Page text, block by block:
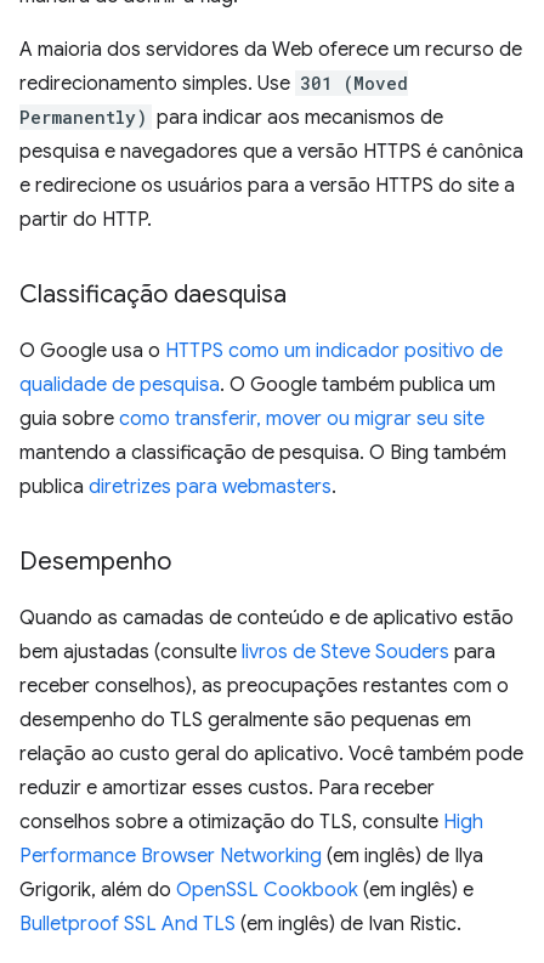
A maioria dos servidores da Web oferece um recurso de
redirecionamento simples. Use 301 (Moved
Permanently) para indicar aos mecanismos de
pesquisa e navegadores que a versão HTTPS é canônica
e redirecione os usuários para a versão HTTPS do site a
partir do HTTP.
Classificação daesquisa
O Google usa o HTTPS como um indicador positivo de
qualidade de pesquisa. O Google também publica um
guia sobre como transferir, mover ou migrar seu site
mantendo a classificação de pesquisa. O Bing também
publica diretrizes para webmasters.
Desempenho
Quando as camadas de conteúdo e de aplicativo estão
bem ajustadas (consulte livros de Steve Souders para
receber conselhos), as preocupações restantes com o
desempenho do TLS geralmente são pequenas em
relação ao custo geral do aplicativo. Você também pode
reduzir e amortizar esses custos. Para receber
conselhos sobre a otimização do TLS, consulte High
Performance Browser Networking (em inglês) de Ilya
Grigorik, além do OpenSSL Cookbook (em inglês) e
Bulletproof SSL And TLS (em inglês) de Ivan Ristic.